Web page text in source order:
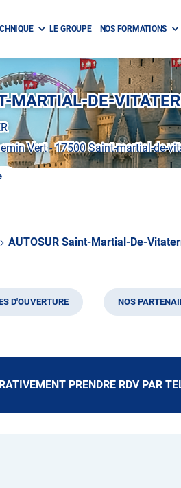
LE GROUPE NOS FORMATIONS
MARTIAL-DE-
Vert-17500 Saint-martial-de-
AUTOSUR Saint-Martial-De-
D'OUVERTURE NOS
PRENDRE RDV PAR